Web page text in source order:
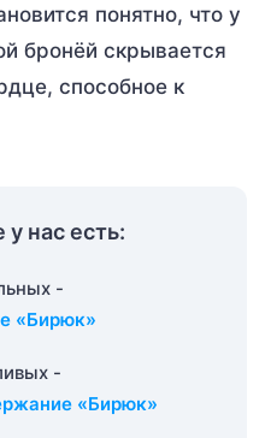
понятно, что у
бронёй скрывается
способное к
нас есть:
-
«Бирюк»
-
«Бирюк»